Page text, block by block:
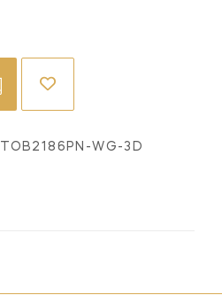
TOB2186PN-WG-3D